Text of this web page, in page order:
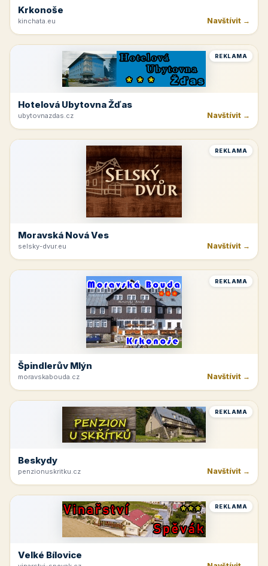
Krkonoše
kinchata.eu Navštívit →
REKLAMA
Hotelová Ubytovna Žďas
ubytovnazdas.cz Navštívit →
REKLAMA
Moravská Nová Ves
selsky-dvur.eu Navštívit →
REKLAMA
Špindlerův Mlýn
moravskabouda.cz Navštívit →
REKLAMA
Beskydy
penzionuskritku.cz Navštívit →
REKLAMA
Velké Bílovice